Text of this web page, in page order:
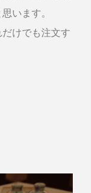
います。
だけでも注文す